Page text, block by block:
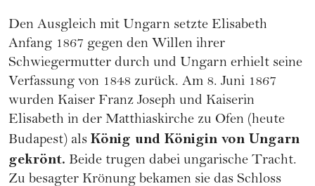
Den Ausgleich mit Ungarn setzte Elisabeth
Anfang 1867 gegen den Willen ihrer
Schwiegermutter durch und Ungarn erhielt seine
Verfassung von 1848 zurück. Am 8. Juni 1867
wurden Kaiser Franz Joseph und Kaiserin
Elisabeth in der Matthiaskirche zu Ofen (heute
Budapest) als König und Königin von Ungarn
gekrönt. Beide trugen dabei ungarische Tracht.
Zu besagter Krönung bekamen sie das Schloss